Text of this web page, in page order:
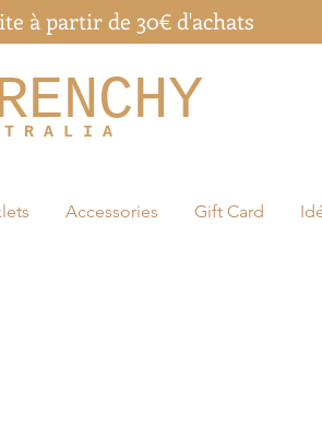
T R A L I A
à partir de 30€ d'achats
Accessories Gift Card